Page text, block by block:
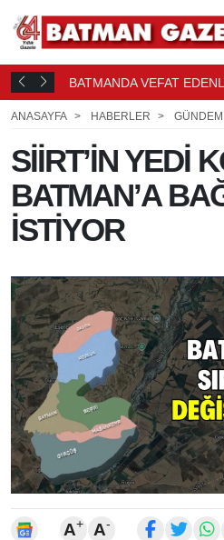
BATMANDA VEFAT
ANASAYFA HABERLER GÜNDEM
SİİRT’İN YEDİ
BATMAN’A
İSTİYOR
A+ A-